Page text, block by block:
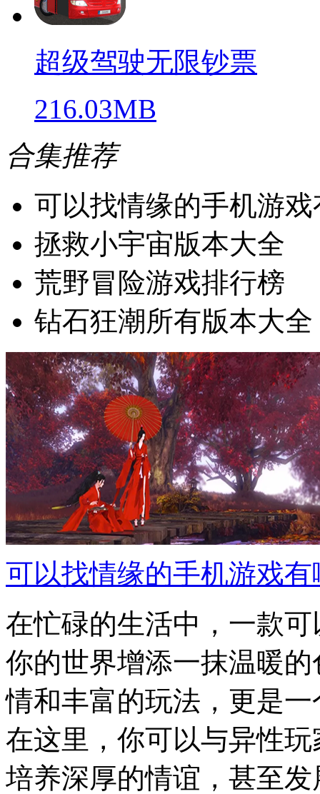
超级驾驶无限钞票
216.03MB
合集推荐
可以找情缘的手机游
拯救小宇宙版本大全
荒野冒险游戏排行榜
钻石狂潮所有版本大全
可以找情缘的手机游戏有
在忙碌的生活中，一款
你的世界增添一抹温暖
情和丰富的玩法，更是
在这里，你可以与异性
培养深厚的情谊，甚至